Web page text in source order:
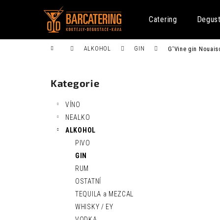
Catering
Domů ALKOHOL GIN G'Vine gin
Přeskočit
kategorie
Kategorie
VÍNO
NEALKO
ALKOHOL
PIVO
GIN
RUM
OSTATNÍ
TEQUILA a MEZCAL
WHISKY / EY
í
Zpět
do
Zpět
do
FENTIMANS CURIOSITY COLA 0,275L